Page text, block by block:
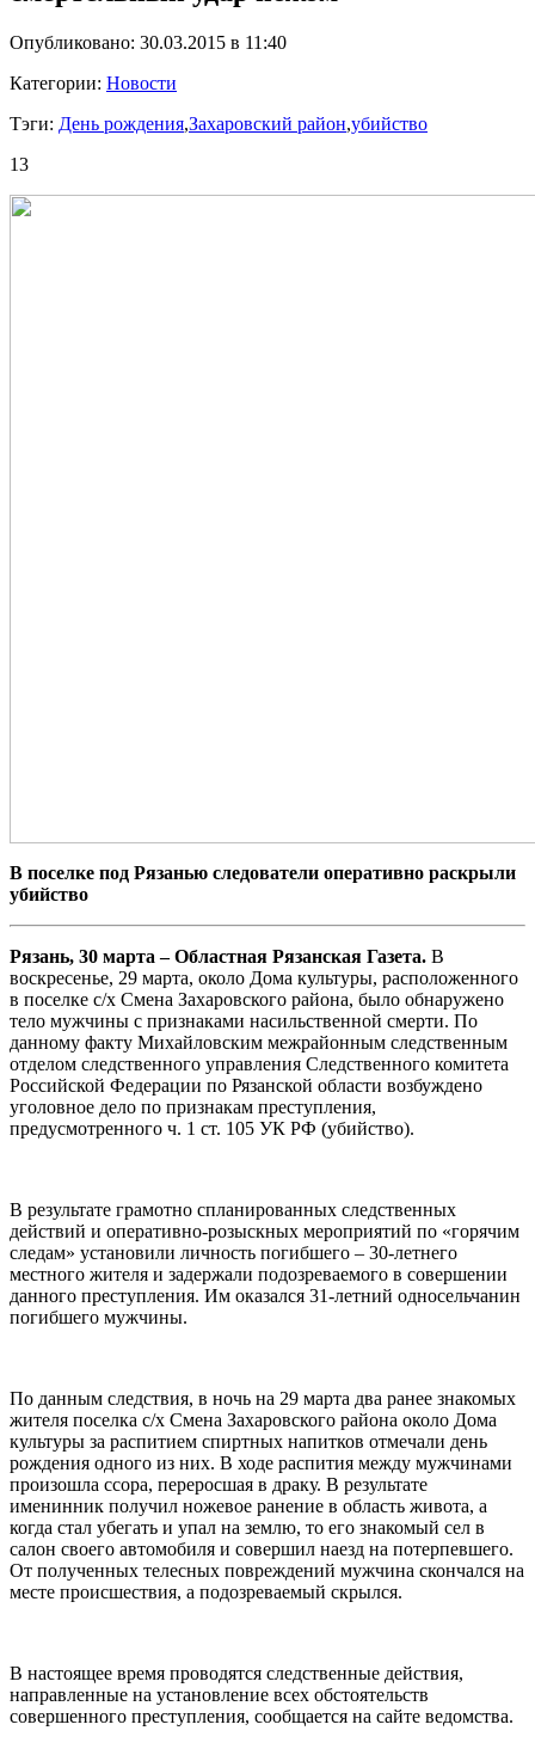
Опубликовано: 30.03.2015 в 11:40
Категории: Новости
Тэги: День рождения,Захаровский район,убийство
13
В поселке под Рязанью следователи оперативно раскрыли
убийство
Рязань, 30 марта – Областная Рязанская Газета. В
воскресенье, 29 марта, около Дома культуры, расположенного
в поселке с/х Смена Захаровского района, было обнаружено
тело мужчины с признаками насильственной смерти. По
данному факту Михайловским межрайонным следственным
отделом следственного управления Следственного комитета
Российской Федерации по Рязанской области возбуждено
уголовное дело по признакам преступления,
предусмотренного ч. 1 ст. 105 УК РФ (убийство).
В результате грамотно спланированных следственных
действий и оперативно-розыскных мероприятий по «горячим
следам» установили личность погибшего – 30-летнего
местного жителя и задержали подозреваемого в совершении
данного преступления. Им оказался 31-летний односельчанин
погибшего мужчины.
По данным следствия, в ночь на 29 марта два ранее знакомых
жителя поселка с/х Смена Захаровского района около Дома
культуры за распитием спиртных напитков отмечали день
рождения одного из них. В ходе распития между мужчинами
произошла ссора, переросшая в драку. В результате
именинник получил ножевое ранение в область живота, а
когда стал убегать и упал на землю, то его знакомый сел в
салон своего автомобиля и совершил наезд на потерпевшего.
От полученных телесных повреждений мужчина скончался на
месте происшествия, а подозреваемый скрылся.
В настоящее время проводятся следственные действия,
направленные на установление всех обстоятельств
совершенного преступления, сообщается на сайте ведомства.